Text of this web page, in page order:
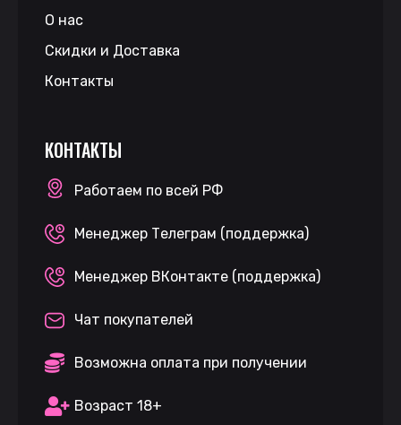
О нас
Скидки и Доставка
Контакты
КОНТАКТЫ
Работаем по всей РФ
Менеджер Телеграм (поддержка)
Менеджер ВКонтакте (поддержка)
Чат покупателей
Возможна оплата при получении
Возраст 18+